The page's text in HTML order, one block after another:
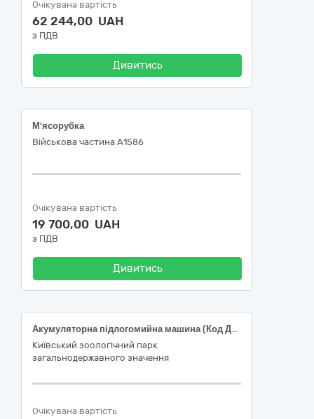
Очікувана вартість
62 244,00 UAH
з ПДВ
Дивитись
М'ясорубка
Військова частина А1586
Очікувана вартість
19 700,00 UAH
з ПДВ
Дивитись
Акумуляторна підлогомийна машина (Код ДК 021:2015 39710000-2 Електричні побутові прилади)
Київський зоологічний парк
загальнодержавного значення
Очікувана вартість